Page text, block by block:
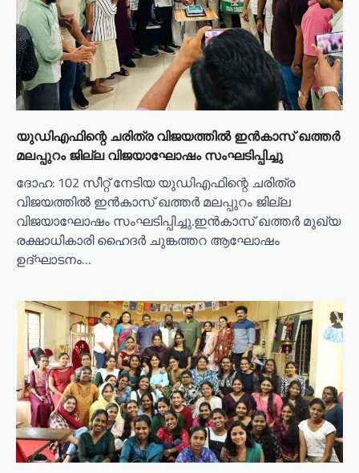
യുഡിഎഫിന്റെ ചരിത്ര വിജയത്തിൽ ഇൻകാസ് ഖത്തർ
മലപ്പുറം ജില്ല വിജയാഘോഷം സംഘടിപ്പിച്ചു
ദോഹ: 102 സീറ്റ് നേടിയ യുഡിഎഫിന്റെ ചരിത്ര
വിജയത്തിൽ ഇൻകാസ് ഖത്തർ മലപ്പുറം ജില്ല
വിജയാഘോഷം സംഘടിപ്പിച്ചു.ഇൻകാസ് ഖത്തർ മുഖ്യ
രക്ഷാധികാരി ഹൈദർ ചുങ്കത്തറ ആഘോഷം
ഉദ്ഘാടനം…